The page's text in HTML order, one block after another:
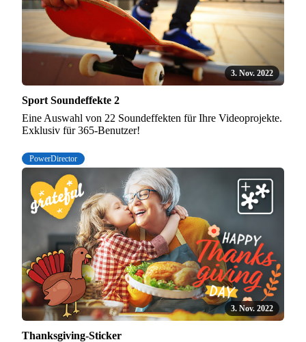
3. Nov. 2022
Sport Soundeffekte 2
Eine Auswahl von 22 Soundeffekten für Ihre Videoprojekte.
Exklusiv für 365-Benutzer!
PowerDirector
3. Nov. 2022
Thanksgiving-Sticker